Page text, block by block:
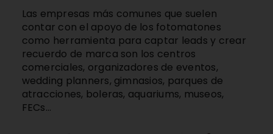
Las empresas más comunes que suelen
contar con el apoyo de los fotomatones
como herramienta para captar leads y crear
recuerdo de marca son los centros
comerciales, organizadores de eventos,
wedding planners, gimnasios, parques de
atracciones, boleras, aquariums, museos,
FECs…